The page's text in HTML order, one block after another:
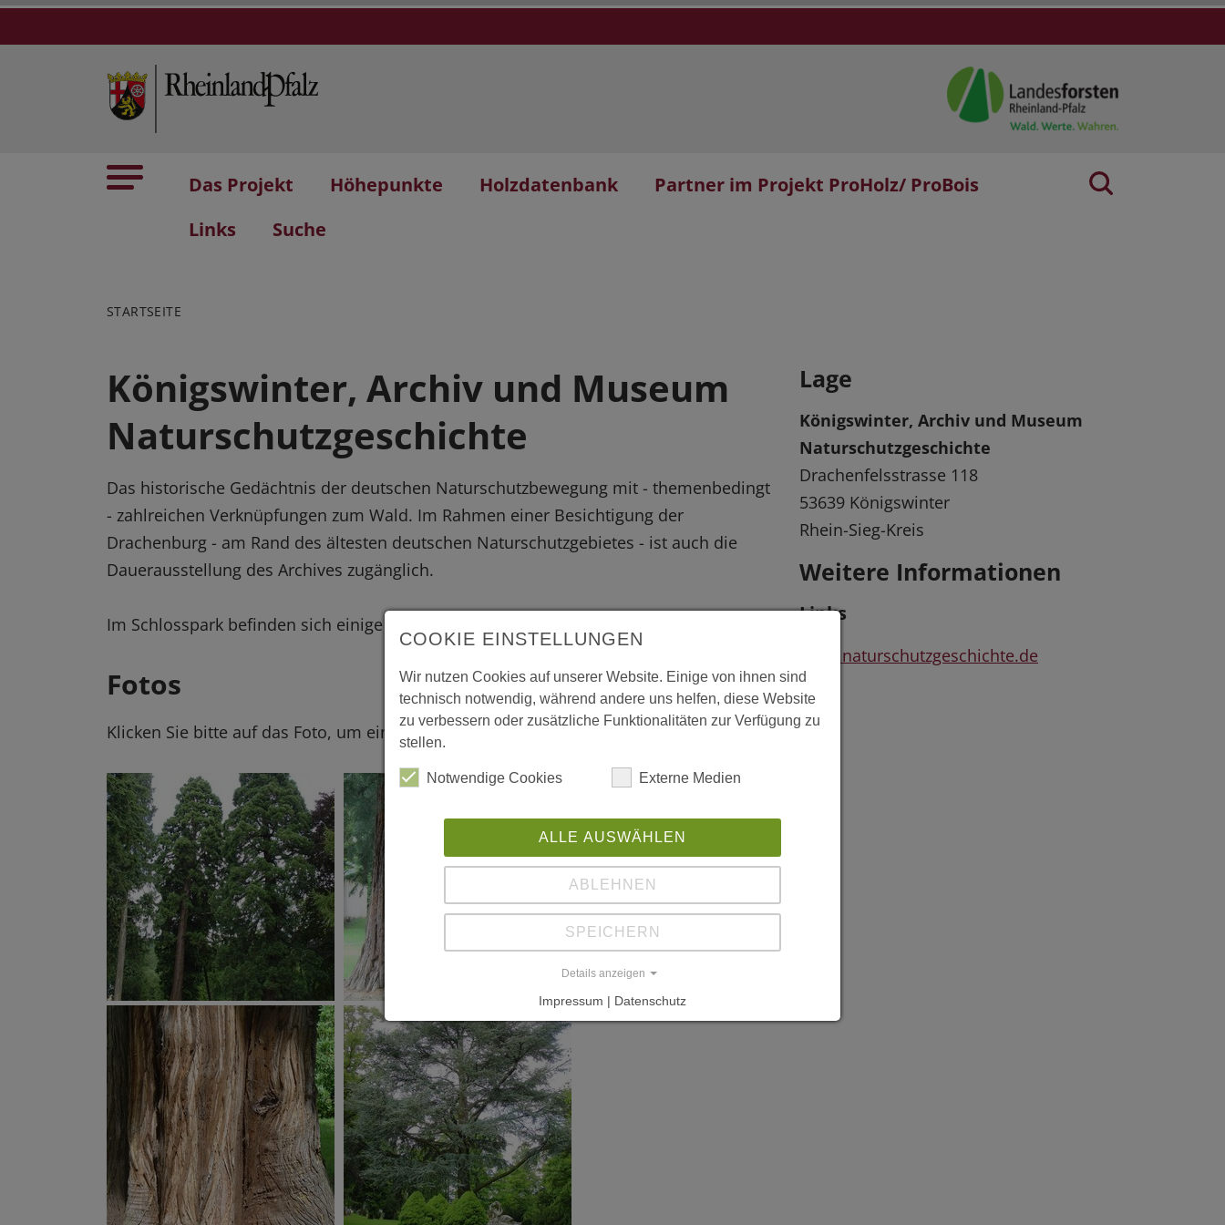
Das Projekt Höhepunkte Holzdatenbank
Partner im Projekt ProHolz/ ProBois
Links
Suche
STARTSEITE
Königswinter, Archiv und Museum
Naturschutzgeschichte
Das historische Gedächtnis der deutschen Naturschutzbewegung mit - themenbedingt
- zahlreichen Verknüpfungen zum Wald. Im Rahmen einer Besichtigung der
Drachenburg - am Rand des ältesten deutschen Naturschutzgebietes - ist auch die
Dauerausstellung des Archives zugänglich.
Im Schlosspark befinden sich einige bemerkenswerte alte Bäume.
Fotos
Klicken Sie bitte auf das Foto, um eine vergrößerte Darstellung zu erhalten.
Lage
Königswinter, Archiv und Museum
Naturschutzgeschichte
Drachenfelsstrasse 118
53639 Königswinter
Rhein-Sieg-Kreis
Weitere Informationen
Links
www.naturschutzgeschichte.de
COOKIE EINSTELLUNGEN
Wir nutzen Cookies auf unserer Website. Einige von ihnen sind
technisch notwendig, während andere uns helfen, diese Website
zu verbessern oder zusätzliche Funktionalitäten zur Verfügung zu
stellen.
Notwendige Cookies Externe Medien
ALLE AUSWÄHLEN
ABLEHNEN
SPEICHERN
Details anzeigen
Impressum | Datenschutz